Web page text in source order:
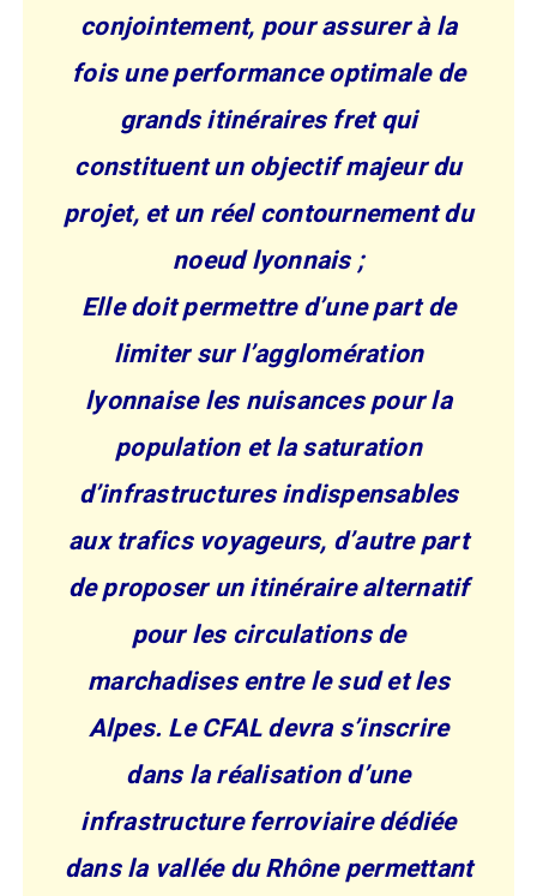
conjointement, pour assurer à la
fois une performance optimale de
grands itinéraires fret qui
constituent un objectif majeur du
projet, et un réel contournement du
noeud lyonnais ;
Elle doit permettre d’une part de
limiter sur l’agglomération
lyonnaise les nuisances pour la
population et la saturation
d’infrastructures indispensables
aux trafics voyageurs, d’autre part
de proposer un itinéraire alternatif
pour les circulations de
marchadises entre le sud et les
Alpes. Le CFAL devra s’inscrire
dans la réalisation d’une
infrastructure ferroviaire dédiée
dans la vallée du Rhône permettant